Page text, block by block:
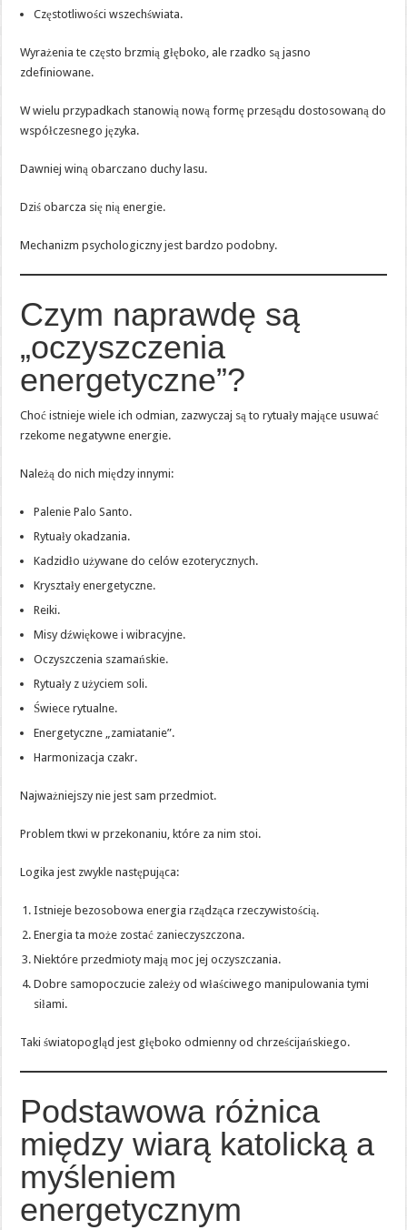
Częstotliwości wszechświata.
Wyrażenia te często brzmią głęboko, ale rzadko są jasno
zdefiniowane.
W wielu przypadkach stanowią nową formę przesądu dostosowaną do
współczesnego języka.
Dawniej winą obarczano duchy lasu.
Dziś obarcza się nią energie.
Mechanizm psychologiczny jest bardzo podobny.
Czym naprawdę są
„oczyszczenia
energetyczne”?
Choć istnieje wiele ich odmian, zazwyczaj są to rytuały mające usuwać
rzekome negatywne energie.
Należą do nich między innymi:
Palenie Palo Santo.
Rytuały okadzania.
Kadzidło używane do celów ezoterycznych.
Kryształy energetyczne.
Reiki.
Misy dźwiękowe i wibracyjne.
Oczyszczenia szamańskie.
Rytuały z użyciem soli.
Świece rytualne.
Energetyczne „zamiatanie”.
Harmonizacja czakr.
Najważniejszy nie jest sam przedmiot.
Problem tkwi w przekonaniu, które za nim stoi.
Logika jest zwykle następująca:
Istnieje bezosobowa energia rządząca rzeczywistością.
Energia ta może zostać zanieczyszczona.
Niektóre przedmioty mają moc jej oczyszczania.
Dobre samopoczucie zależy od właściwego manipulowania tymi
siłami.
Taki światopogląd jest głęboko odmienny od chrześcijańskiego.
Podstawowa różnica
między wiarą katolicką a
myśleniem
energetycznym